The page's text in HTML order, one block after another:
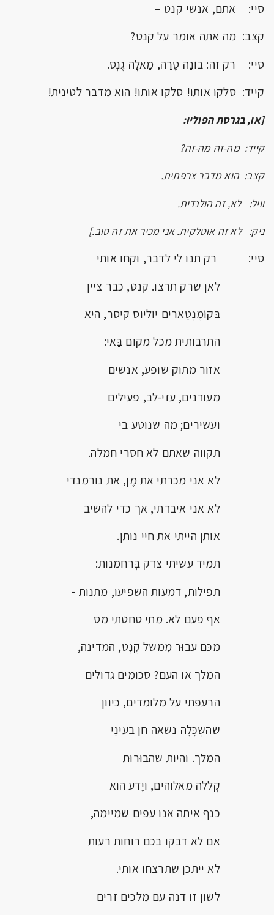
סיי: אתם, אנשי קנט –
קצב: מה אתה אומר על קנט?
סיי: רק זה: בּוֹנָה טֶרָה, מָאלָה גֶנְס.
קייד: סלקו אותו! סלקו אותו! הוא מדבר לטינית!
[או, בגרסת הפוליו:
קייד: מה-זה מה-זה?
קצב: הוא מדבר צרפתית.
וויל: לא, זה הולנדית.
ניק: לא זה אוּטלקית. אני מכיר את זה טוב.]
סיי: רק תנו לי לדבר, וּקחו אותי
לאן שרק תרצו. קנט, כבר ציין
בּקוֹמֶנְטָארים יוליוס קיסר, היא
התרבותית מכל מקום בָּאי:
אזור מתוק שופע, אנשים
מעודנים, עזי-לב, פעילים
ועשירים; מה שנוטע בי
תקווה שאתם לא חסרי חמלה.
לא אני מכרתי את מֶן, את נורמנדי
לא אני איבדתי, אך כדי להשיב
אותן הייתי את חיי נותן.
תמיד עשיתי צדק בְּרחמנות:
תפילות, דמעות השפיעו, מתנות -
אף פעם לא. מתי סחטתי מס
מכּם עבוּר מִמשל קֶנְט, המדינה,
המלך או העם? סכומים גדולים
הרעפתי על מלומדים, כיוון
שהשְכָּלָה נשאה חן בעינֵי
המלך. והיות שהבוּרוּת
קְללה מאלוהים, ויֶדע הוא
כנף איתה אנו עפים שמיימה,
אם לא דבקו בכם רוחות רעות
לא ייתכן שתרצחו אותי.
לשון זו דנה עם מלכים זרים